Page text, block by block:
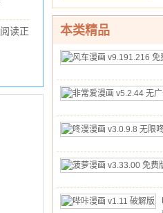
安
/ 10.00
读正
米
本类精品